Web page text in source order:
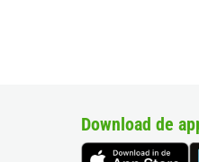
Download de